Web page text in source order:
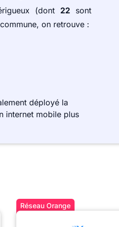
(dont 22 sont
on retrouve :
déployé la
internet mobile plus
Réseau Orange